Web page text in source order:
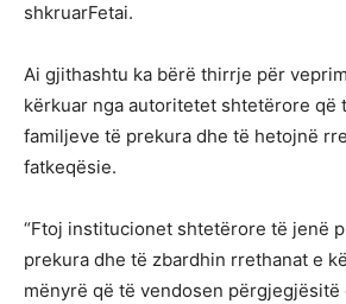
shkruarFetai.
Ai gjithashtu ka bërë thirrje për
kërkuar nga autoritetet shtetërore që
familjeve të prekura dhe të hetojnë
fatkeqësie.
“Ftoj institucionet shtetërore të jenë
prekura dhe të zbardhin rrethanat e
mënyrë që të vendosen përgjegjësitë